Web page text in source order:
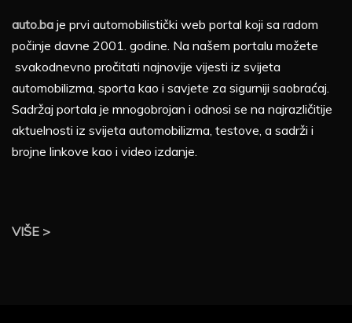
auto.ba je prvi automobilistički web portal koji sa radom
počinje davne 2001. godine. Na našem portalu možete
svakodnevno pročitati najnovije vijesti iz svijeta
automobilizma, sporta kao i savjete za sigurniji saobraćaj.
Sadržaj portala je mnogobrojan i odnosi se na najrazličitije
aktuelnosti iz svijeta automobilizma, testove, a sadrži i
brojne linkove kao i video izdanje.
VIŠE >